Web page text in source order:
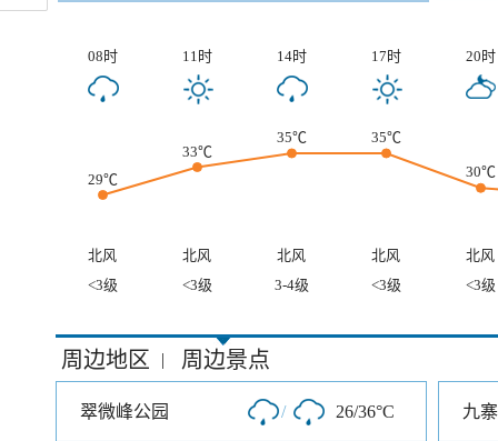
08时 11时 14时 17时 20时
29℃
33℃
35℃ 35℃
30℃
北风 北风 北风 北风
北风
<3级
<3级 3-4级 <3级 <3级
周边地区 | 周边景点
翠微峰公园 / 26/36°C 九